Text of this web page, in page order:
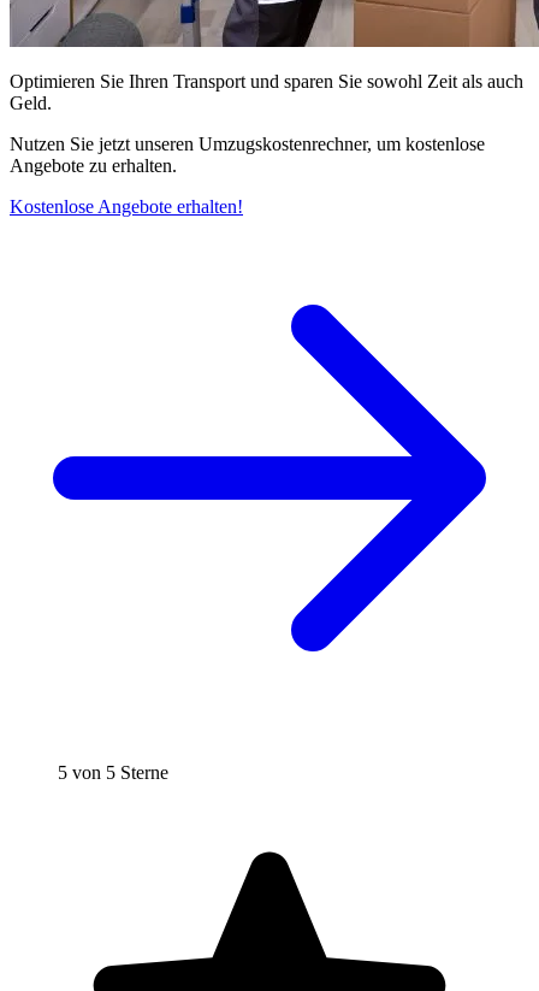
Optimieren Sie Ihren Transport und sparen Sie sowohl Zeit als auch
Geld.
Nutzen Sie jetzt unseren Umzugskostenrechner, um kostenlose
Angebote zu erhalten.
Kostenlose Angebote erhalten!
5 von 5 Sterne